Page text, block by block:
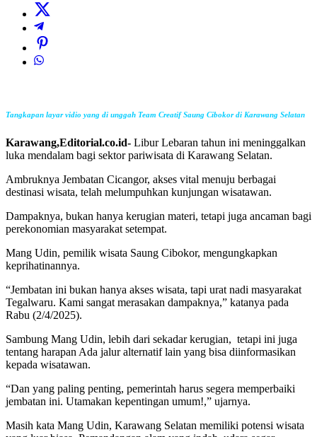
Tangkapan layar vidio yang di unggah Team Creatif Saung Cibokor di Karawang Selatan
Karawang,Editorial.co.id- Libur Lebaran tahun ini meninggalkan
luka mendalam bagi sektor pariwisata di Karawang Selatan.
Ambruknya Jembatan Cicangor, akses vital menuju berbagai
destinasi wisata, telah melumpuhkan kunjungan wisatawan.
Dampaknya, bukan hanya kerugian materi, tetapi juga ancaman bagi
perekonomian masyarakat setempat.
Mang Udin, pemilik wisata Saung Cibokor, mengungkapkan
keprihatinannya.
“Jembatan ini bukan hanya akses wisata, tapi urat nadi masyarakat
Tegalwaru. Kami sangat merasakan dampaknya,” katanya pada
Rabu (2/4/2025).
Sambung Mang Udin, lebih dari sekadar kerugian, tetapi ini juga
tentang harapan Ada jalur alternatif lain yang bisa diinformasikan
kepada wisatawan.
“Dan yang paling penting, pemerintah harus segera memperbaiki
jembatan ini. Utamakan kepentingan umum!,” ujarnya.
Masih kata Mang Udin, Karawang Selatan memiliki potensi wisata